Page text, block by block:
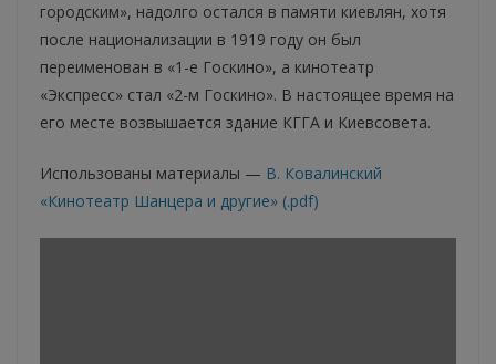
городским», надолго остался в памяти киевлян, хотя
после национализации в 1919 году он был
переименован в «1-е Госкино», а кинотеатр
«Экспресс» стал «2-м Госкино». В настоящее время на
его месте возвышается здание КГГА и Киевсовета.
Использованы материалы — В. Ковалинский
«Кинотеатр Шанцера и другие» (.pdf)